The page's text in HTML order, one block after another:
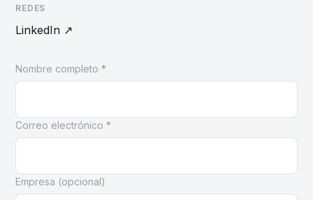
REDES
LinkedIn ↗
Nombre completo *
Correo electrónico *
Empresa (opcional)